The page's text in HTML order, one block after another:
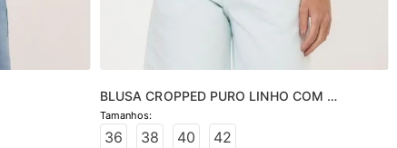
BLUSA CROPPED PURO LINHO COM
BORDADO
36 38 40
42